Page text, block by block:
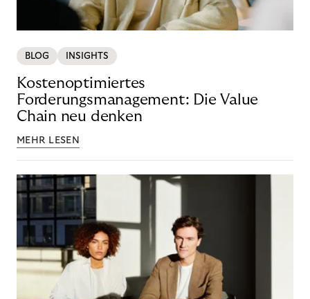
BLOG INSIGHTS
Kostenoptimiertes
Forderungsmanagement: Die Value
Chain neu denken
MEHR LESEN